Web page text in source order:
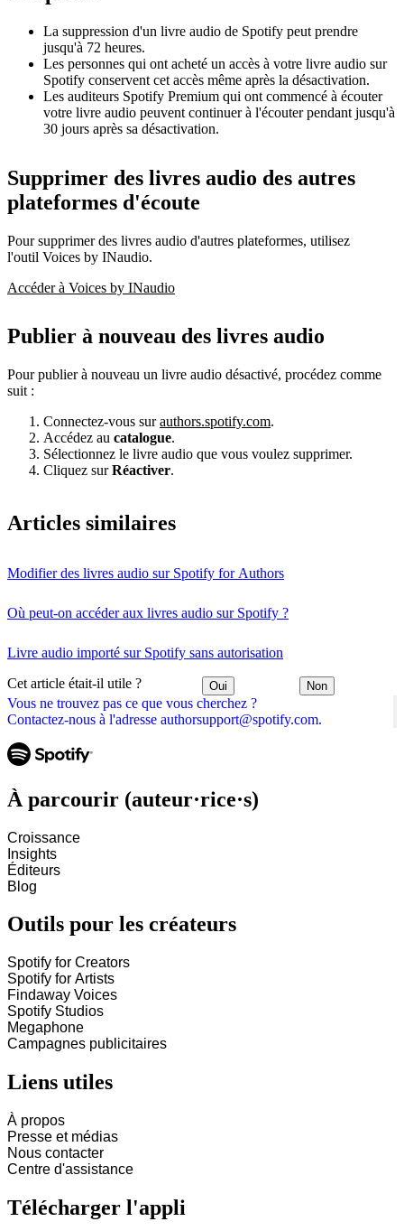
Vous ne trouvez pas ce que vous cherchez ?
Contactez-nous à l'adresse authorsupport@spotify.com.
La suppression d'un livre audio de Spotify peut prendre
jusqu'à 72 heures.
Les personnes qui ont acheté un accès à votre livre audio sur
Spotify conservent cet accès même après la désactivation.
Les auditeurs Spotify Premium qui ont commencé à écouter
votre livre audio peuvent continuer à l'écouter pendant jusqu'à
30 jours après sa désactivation.
Supprimer des livres audio des autres
plateformes d'écoute
Pour supprimer des livres audio d'autres plateformes, utilisez
l'outil Voices by INaudio.
Accéder à Voices by INaudio
Publier à nouveau des livres audio
Pour publier à nouveau un livre audio désactivé, procédez comme
suit :
Connectez-vous surauthors.spotify.com.
Accédez au catalogue.
Sélectionnez le livre audio que vous voulez supprimer.
Cliquez surRéactiver.
Articles similaires
Modifier des livres audio sur Spotify for Authors
Où peut-on accéder aux livres audio sur Spotify ?
Livre audio importé sur Spotify sans autorisation
Cet article était-il utile ? Oui Non
À parcourir (auteur·rice·s)
Croissance
Insights
Éditeurs
Blog
Outils pour les créateurs
Spotify for Creators
Spotify for Artists
Findaway Voices
Spotify Studios
Megaphone
Campagnes publicitaires
Liens utiles
À propos
Presse et médias
Nous contacter
Centre d'assistance
Télécharger l'appli